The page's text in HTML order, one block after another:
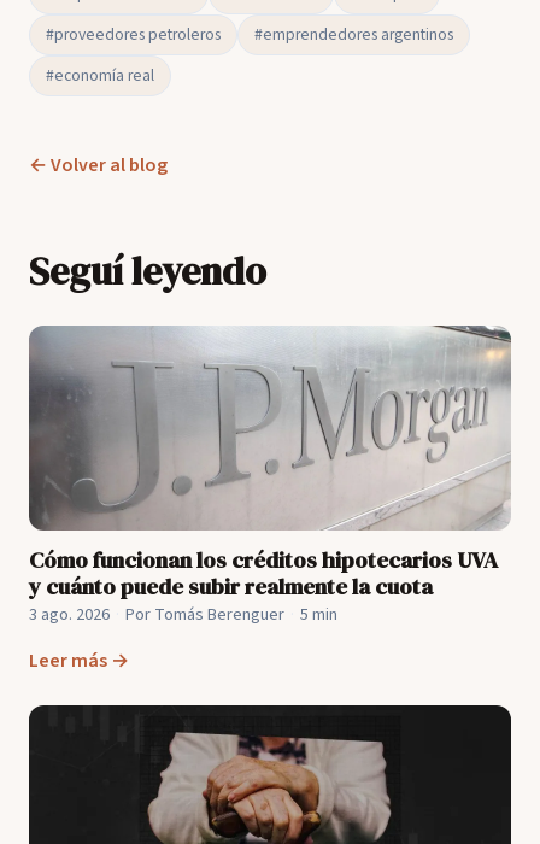
#proveedores petroleros
#emprendedores argentinos
#economía real
← Volver al blog
Seguí leyendo
Cómo funcionan los créditos hipotecarios UVA
y cuánto puede subir realmente la cuota
3 ago. 2026 Por Tomás Berenguer 5 min
Leer más →